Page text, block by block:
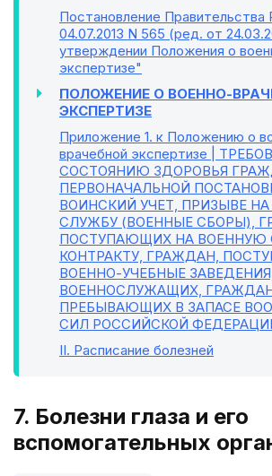
Постановление
04.07.2013 N 565 (ред. от
утверждении Положения о
экспертизе"
ПОЛОЖЕНИЕ О ВОЕННО-
ЭКСПЕРТИЗЕ
Приложение 1. к Положению о
врачебной экспертизе |
СОСТОЯНИЮ ЗДОРОВЬЯ
ПЕРВОНАЧАЛЬНОЙ
ВОИНСКИЙ УЧЕТ, ПРИЗЫВЕ
СЛУЖБУ (ВОЕННЫЕ СБОРЫ),
ПОСТУПАЮЩИХ НА ВОЕННУЮ
КОНТРАКТУ, ГРАЖДАН,
ВОЕННО-УЧЕБНЫЕ
ВОЕННОСЛУЖАЩИХ,
ПРЕБЫВАЮЩИХ В ЗАПАСЕ
СИЛ РОССИЙСКОЙ
II. Расписание болезней
7. Болезни глаза и его
вспомогательных